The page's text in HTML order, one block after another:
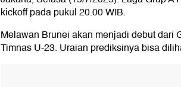
kickoff pada pukul 20.00 WIB.
Melawan Brunei akan menjadi debut dari
Timnas U-23. Uraian prediksinya bisa